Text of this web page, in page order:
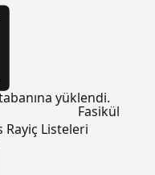
yüklendi.
Fasikül
Rayiç Listeleri